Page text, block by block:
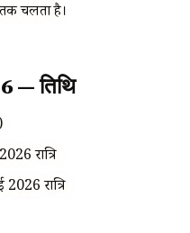
चलता है।
— तिथि
रात्रि
रात्रि